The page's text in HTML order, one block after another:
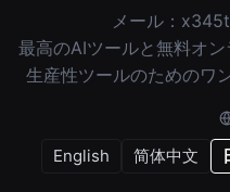
メール：
最高のAIツールと無料オン
生産性ツールのためのワ
English
简体中文